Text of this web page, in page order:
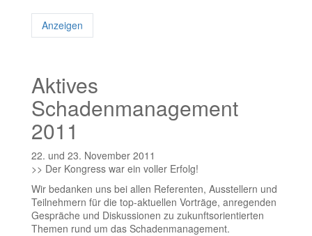
Anzeigen
Aktives
Schadenmanagement
2011
22. und 23. November 2011
>> Der Kongress war ein voller Erfolg!
Wir bedanken uns bei allen Referenten, Ausstellern und
Teilnehmern für die top-aktuellen Vorträge, anregenden
Gespräche und Diskussionen zu zukunftsorientierten
Themen rund um das Schadenmanagement.